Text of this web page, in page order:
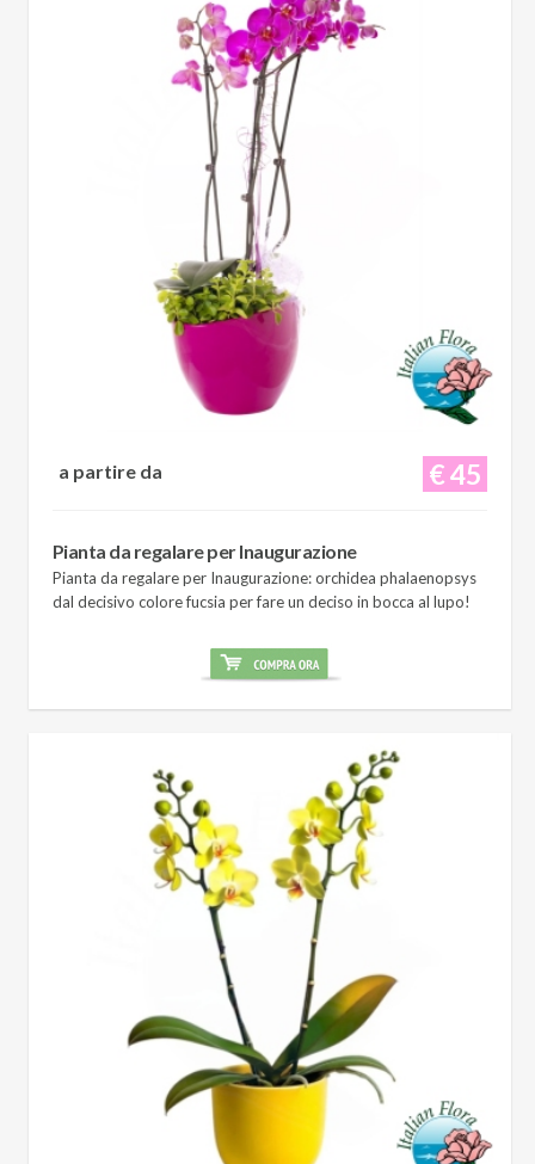
€ 45
a partire da
Pianta da regalare per Inaugurazione
Pianta da regalare per Inaugurazione: orchidea phalaenopsys
dal decisivo colore fucsia per fare un deciso in bocca al lupo!